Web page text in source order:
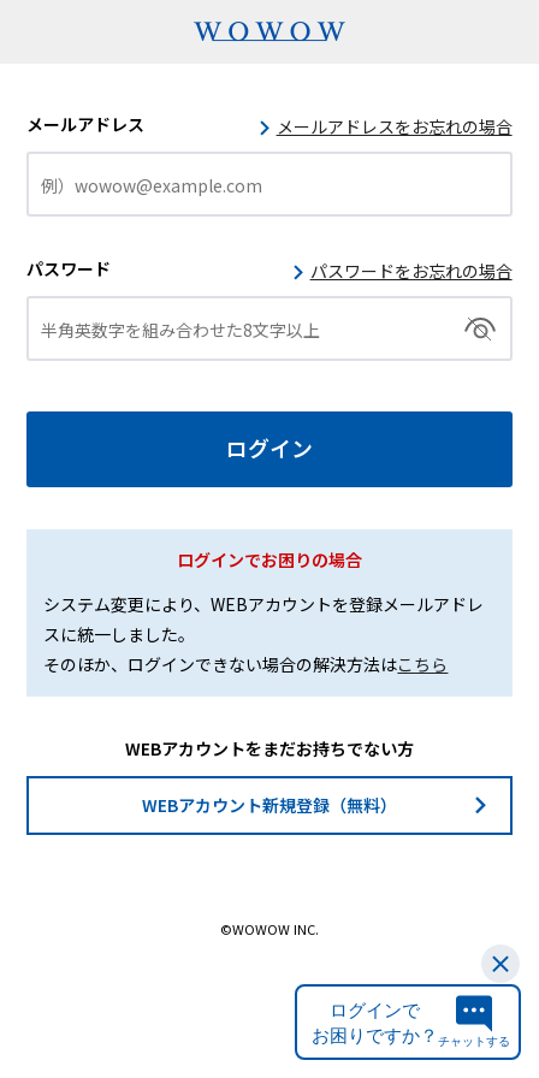
メールアドレス メールアドレスをお忘れの場合
パスワード パスワードをお忘れの場合
ログインでお困りの場合
システム変更により、WEBアカウントを登録メールアドレ
スに統一しました。
そのほか、ログインできない場合の解決方法はこちら
WEBアカウントをまだお持ちでない方
WEBアカウント新規登録（無料）
©WOWOW INC.
ログインで
お困りですか？ チャットする